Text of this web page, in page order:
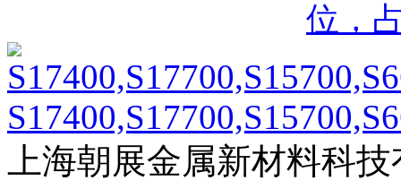
位，
上海朝展金属新材料科